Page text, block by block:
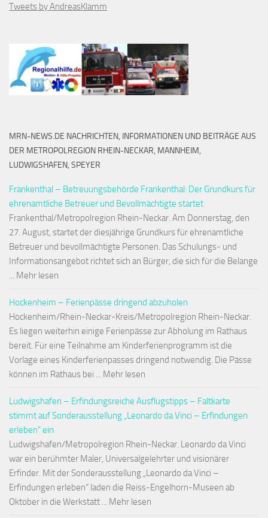
Tweets by AndreasKlamm
MRN-NEWS.DE NACHRICHTEN, INFORMATIONEN UND BEITRÄGE AUS
DER METROPOLREGION RHEIN-NECKAR, MANNHEIM,
LUDWIGSHAFEN, SPEYER
Frankenthal – Betreuungsbehörde Frankenthal: Der Grundkurs für
ehrenamtliche Betreuer und Bevollmächtigte startet
Frankenthal/Metropolregion Rhein-Neckar. Am Donnerstag, den
27. August, startet der diesjährige Grundkurs für ehrenamtliche
Betreuer und bevollmächtigte Personen. Das Schulungs- und
Informationsangebot richtet sich an Bürger, die sich für die Belange
... Mehr lesen
Hockenheim – Ferienpässe dringend abzuholen
Hockenheim/Rhein-Neckar-Kreis/Metropolregion Rhein-Neckar.
Es liegen weiterhin einige Ferienpässe zur Abholung im Rathaus
bereit. Für eine Teilnahme am Kinderferienprogramm ist die
Vorlage eines Kinderferienpasses dringend notwendig. Die Pässe
können im Rathaus bei ... Mehr lesen
Ludwigshafen – Erfindungsreiche Ausflugstipps – Faltkarte
stimmt auf Sonderausstellung „Leonardo da Vinci – Erfindungen
erleben“ ein
Ludwigshafen/Metropolregion Rhein-Neckar. Leonardo da Vinci
war ein berühmter Maler, Universalgelehrter und visionärer
Erfinder. Mit der Sonderausstellung „Leonardo da Vinci –
Erfindungen erleben“ laden die Reiss-Engelhorn-Museen ab
Oktober in die Werkstatt ... Mehr lesen